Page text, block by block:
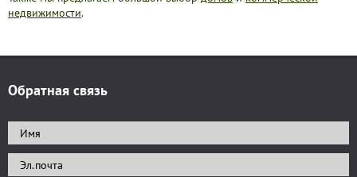
недвижимости.
Обратная связь